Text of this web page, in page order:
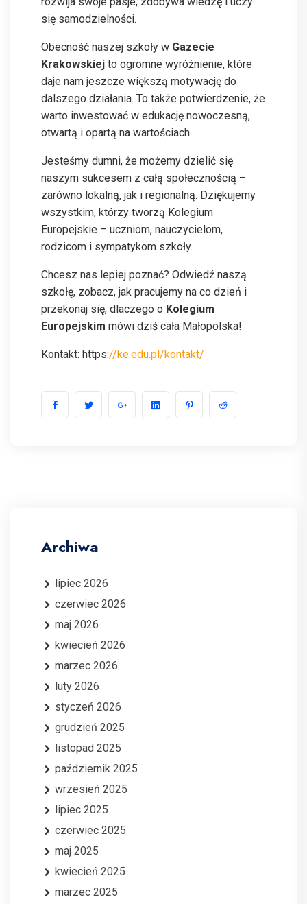
się samodzielności.
Obecność naszej szkoły w Gazecie
Krakowskiej to ogromne wyróżnienie, które
daje nam jeszcze większą motywację do
dalszego działania. To także potwierdzenie, że
warto inwestować w edukację nowoczesną,
otwartą i opartą na wartościach.
Jesteśmy dumni, że możemy dzielić się
naszym sukcesem z całą społecznością –
zarówno lokalną, jak i regionalną. Dziękujemy
wszystkim, którzy tworzą Kolegium
Europejskie – uczniom, nauczycielom,
rodzicom i sympatykom szkoły.
Chcesz nas lepiej poznać? Odwiedź naszą
szkołę, zobacz, jak pracujemy na co dzień i
przekonaj się, dlaczego o Kolegium
Europejskim mówi dziś cała Małopolska!
Kontakt: https://ke.edu.pl/kontakt/
Archiwa
lipiec 2026
czerwiec 2026
maj 2026
kwiecień 2026
marzec 2026
luty 2026
styczeń 2026
grudzień 2025
listopad 2025
październik 2025
wrzesień 2025
lipiec 2025
czerwiec 2025
maj 2025
kwiecień 2025
marzec 2025